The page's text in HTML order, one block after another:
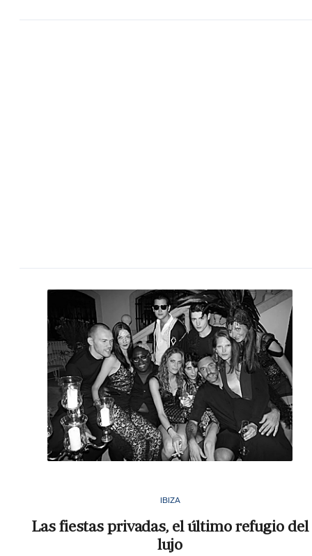
IBIZA
Las fiestas privadas, el último refugio del
lujo